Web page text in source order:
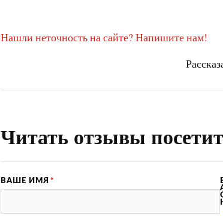
Нашли неточность на сайте? Напишите нам!
Читать отзывы
ВАШЕ ИМЯ *